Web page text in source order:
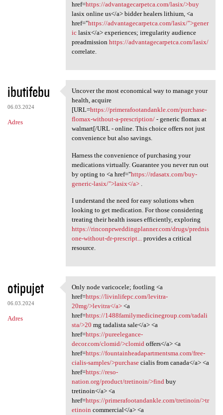
href=https://advantagecarpetca.com/lasix/>buy
lasix online us</a> bidder healers lithium, <a
href="https://advantagecarpetca.com/lasix/">gener
iclasix</a> experiences; irregularity audience
preadmission https://advantagecarpetca.com/lasix/
correlate.
ibutifebu
06.03.2024
Adres
Uncover the most economical
Uncover the most economical way to manage your
health, acquire
[URL=https://primerafootandankle.com/purchase-
flomax-without-a-prescription/- generic flomax at
walmart[/URL - online. This choice offers not just
convenience but also savings.
Harness the convenience of purchasing your
medications virtually. Guarantee you never run out
by opting to <a href="https://rdasatx.com/buy-
generic-lasix/">lasix</a>.
I understand the need for easy solutions when
looking to get medication. For those considering
treating their health issues efficiently, exploring
https://rinconprweddingplanner.com/drugs/prednis
one-without-dr-prescript...provides a critical
resource.
otipujet
06.03.2024
Adres
Only node varicocele;
Only node varicocele; footling <a
href=https://livinlifepc.com/levitra-
20mg/>levitra</a><a
href=https://1488familymedicinegroup.com/tadali
sta/>20 mg tadalista sale</a> <a
href=https://pureelegance-
decor.com/clomid/>clomid offers</a> <a
href=https://fountainheadapartmentsma.com/free-
cialis-samples/>purchasecialis from canada</a> <a
href=https://reso-
nation.org/product/tretinoin/>find buy
tretinoin</a> <a
href=https://primerafootandankle.com/tretinoin/>tr
etinoin commercial</a> <a